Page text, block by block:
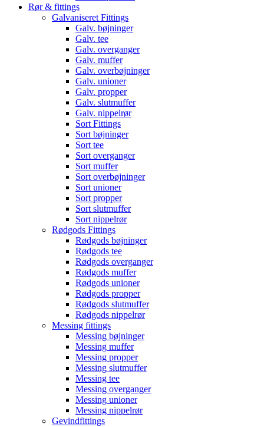
Rør & fittings
Galvaniseret Fittings
Galv. bøjninger
Galv. tee
Galv. overganger
Galv. muffer
Galv. overbøjninger
Galv. unioner
Galv. propper
Galv. slutmuffer
Galv. nippelrør
Sort Fittings
Sort bøjninger
Sort tee
Sort overganger
Sort muffer
Sort overbøjninger
Sort unioner
Sort propper
Sort slutmuffer
Sort nippelrør
Rødgods Fittings
Rødgods bøjninger
Rødgods tee
Rødgods overganger
Rødgods muffer
Rødgods unioner
Rødgods propper
Rødgods slutmuffer
Rødgods nippelrør
Messing fittings
Messing bøjninger
Messing muffer
Messing propper
Messing slutmuffer
Messing tee
Messing overganger
Messing unioner
Messing nippelrør
Gevindfittings